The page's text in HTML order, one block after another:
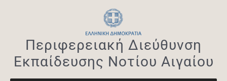
Περιφερειακή Διεύθυνση
Εκπαίδευσης Νοτίου Αιγαίου